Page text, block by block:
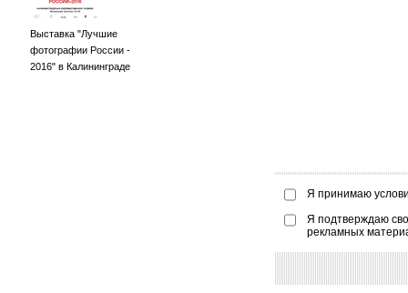
Выставка "Лучшие
фотографии России -
2016" в Калининграде
Я принимаю
Я подтверждаю
рекламных